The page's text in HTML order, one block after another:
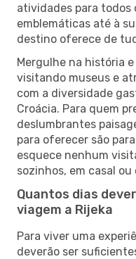
atividades para todos
emblemáticas até à
destino oferece de
Mergulhe na história
visitando museus e
com a diversidade
Croácia. Para quem
deslumbrantes
para oferecer são
esquece nenhum
sozinhos, em casal
Quantos dias
viagem a Rijeka
Para viver uma
deverão ser